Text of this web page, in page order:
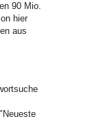
90 Mio.
hier
aus